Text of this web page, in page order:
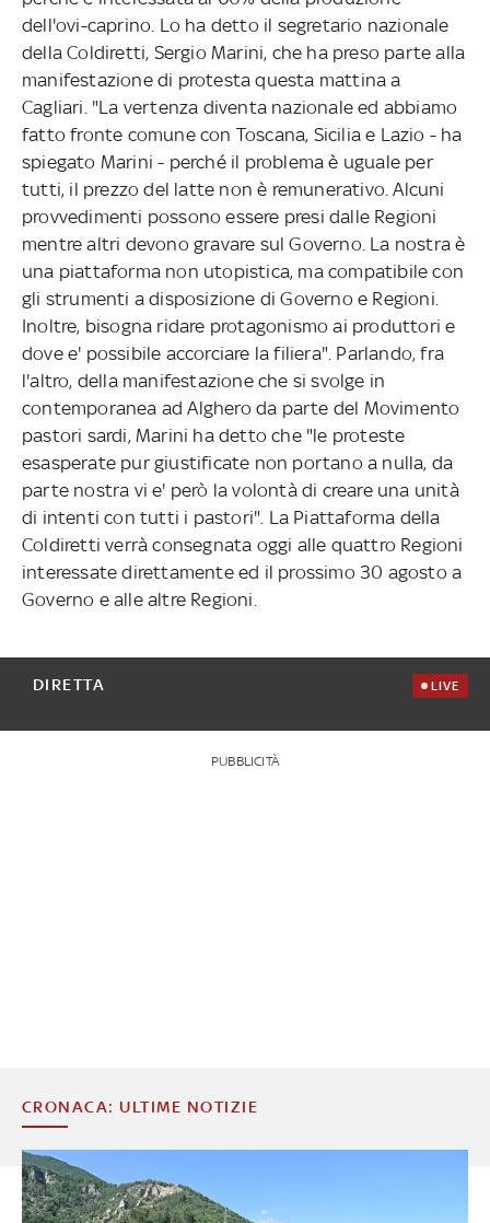
dell'ovi-caprino. Lo ha detto il segretario nazionale
della Coldiretti, Sergio Marini, che ha preso parte alla
manifestazione di protesta questa mattina a
Cagliari. "La vertenza diventa nazionale ed abbiamo
fatto fronte comune con Toscana, Sicilia e Lazio - ha
spiegato Marini - perché il problema è uguale per
tutti, il prezzo del latte non è remunerativo. Alcuni
provvedimenti possono essere presi dalle Regioni
mentre altri devono gravare sul Governo. La nostra è
una piattaforma non utopistica, ma compatibile con
gli strumenti a disposizione di Governo e Regioni.
Inoltre, bisogna ridare protagonismo ai produttori e
dove e' possibile accorciare la filiera". Parlando, fra
l'altro, della manifestazione che si svolge in
contemporanea ad Alghero da parte del Movimento
pastori sardi, Marini ha detto che "le proteste
esasperate pur giustificate non portano a nulla, da
parte nostra vi e' però la volontà di creare una unità
di intenti con tutti i pastori". La Piattaforma della
Coldiretti verrà consegnata oggi alle quattro Regioni
interessate direttamente ed il prossimo 30 agosto a
Governo e alle altre Regioni.
DIRETTA LIVE
PUBBLICITÀ
CRONACA: ULTIME NOTIZIE